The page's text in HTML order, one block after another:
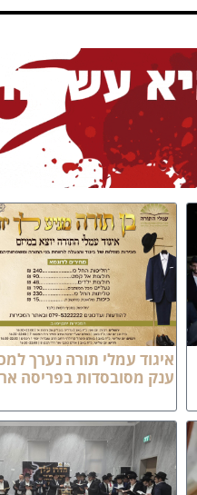
איגוד עמלי תורה נערך
ענק מסובסדות בפריסה